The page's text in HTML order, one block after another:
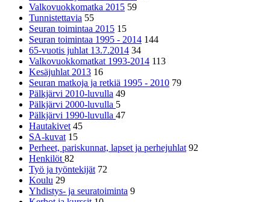
Valkovuokkomatka 2015 59
Tunnistettavia 55
Seuran toimintaa 2015 15
Seuran toimintaa 1995 - 2014 144
65-vuotis juhlat 13.7.2014 34
Valkovuokkomatkat 1993-2014 113
Kesäjuhlat 2013 16
Seuran matkoja ja retkiä 1995 - 2010 79
Pälkjärvi 2010-luvulla 49
Pälkjärvi 2000-luvulla 5
Pälkjärvi 1990-luvulla 47
Hautakivet 45
SA-kuvat 15
Perheet, pariskunnat, lapset ja perhejuhlat 92
Henkilöt82
Työ ja työntekijät 72
Koulu 29
Yhdistys- ja seuratoiminta 9